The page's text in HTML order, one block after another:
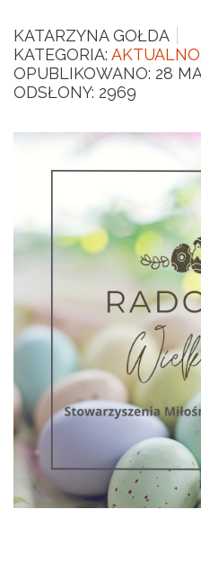
KATARZYNA GOŁDA
KATEGORIA:
OPUBLIKOWANO: 28
ODSŁONY: 2969